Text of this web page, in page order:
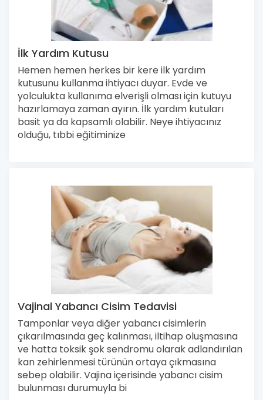
İlk Yardım Kutusu
Hemen hemen herkes bir kere ilk yardım
kutusunu kullanma ihtiyacı duyar. Evde ve
yolculukta kullanıma elverişli olması için kutuyu
hazırlamaya zaman ayırın. İlk yardım kutuları
basit ya da kapsamlı olabilir. Neye ihtiyacınız
olduğu, tıbbi eğitiminize
Vajinal Yabancı Cisim Tedavisi
Tamponlar veya diğer yabancı cisimlerin
çıkarılmasında geç kalınması, iltihap oluşmasına
ve hatta toksik şok sendromu olarak adlandırılan
kan zehirlenmesi türünün ortaya çıkmasına
sebep olabilir. Vajina içerisinde yabancı cisim
bulunması durumuyla bi